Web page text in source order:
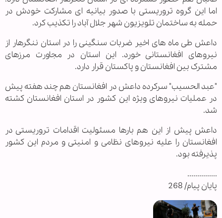
اما این گروه تروریستی با صدور بیانیه ای مشارکت خودش در
حمله به ساختمان تلویزیون شهر جلال آباد را تکذیب کرد.
داعش طی ماه های اخیر ضربات سنگینی را در استان ننگرهار از
نیروهای افغانستانی خورد. این استان در مجاورت مرزهای
مشترک بین افغانستان و پاکستان قرار دارد.
"عبد الحسیب" سرکرده داعش در افغانستان هم چند هفته پیش
در عملیات نیروهای ویژه این کشور در استان افغانستان کشته
شد.
داعش پیش از این هم بارها مسئولیت اقدامات تروریستی در
افغانستان را علیه نیروهای نظامی و امنیتی و مردم این کشور
پذیرفته بود.
...............
پایان پیام/ 268